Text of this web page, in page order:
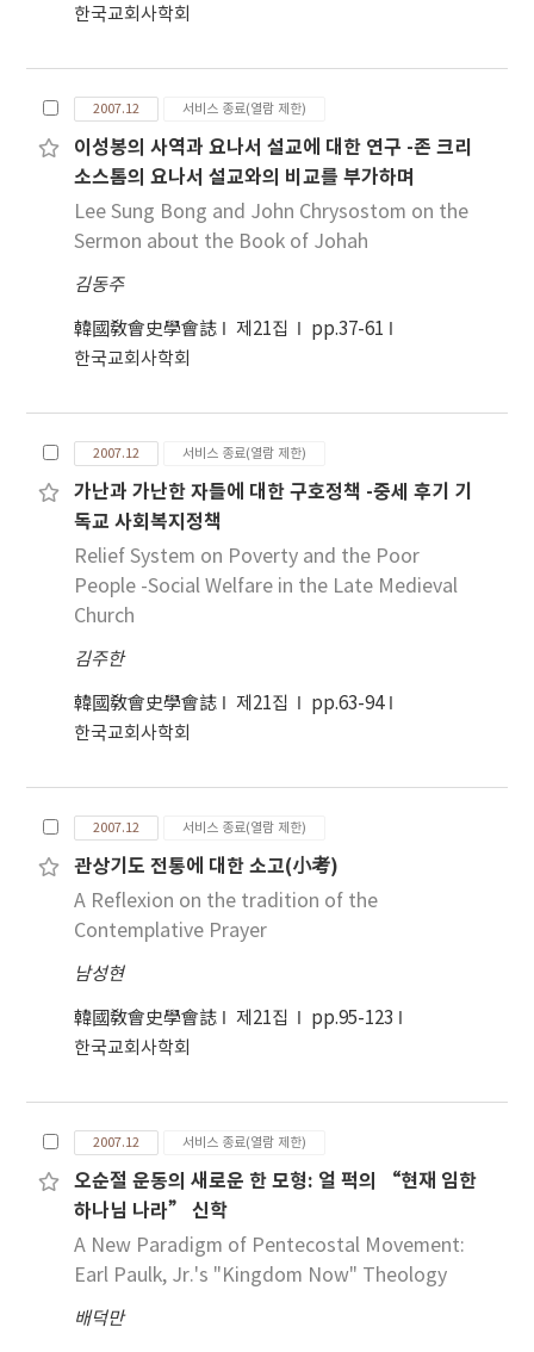
한국교회사학회
2007.12 서비스 종료(열람 제한)
이성봉의 사역과 요나서 설교에 대한 연구 -존 크리
소스톰의 요나서 설교와의 비교를 부가하며
Lee Sung Bong and John Chrysostom on the
Sermon about the Book of Johah
김동주
韓國敎會史學會誌 제21집
pp.37-61
한국교회사학회
2007.12 서비스 종료(열람 제한)
가난과 가난한 자들에 대한 구호정책 -중세 후기 기
독교 사회복지정책
Relief System on Poverty and the Poor
People -Social Welfare in the Late Medieval
Church
김주한
韓國敎會史學會誌 제21집
pp.63-94
한국교회사학회
2007.12 서비스 종료(열람 제한)
관상기도 전통에 대한 소고(小考)
A Reflexion on the tradition of the
Contemplative Prayer
남성현
韓國敎會史學會誌 제21집
pp.95-123
한국교회사학회
2007.12 서비스 종료(열람 제한)
오순절 운동의 새로운 한 모형: 얼 퍽의 “현재 임한
하나님 나라” 신학
A New Paradigm of Pentecostal Movement:
Earl Paulk, Jr.'s "Kingdom Now" Theology
배덕만